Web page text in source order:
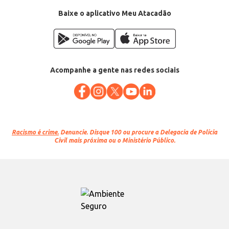
Baixe o aplicativo Meu Atacadão
Acompanhe a gente nas redes sociais
Racismo é crime. Denuncie. Disque 100 ou procure a Delegacia de Polícia
Civil mais próxima ou o Ministério Público.